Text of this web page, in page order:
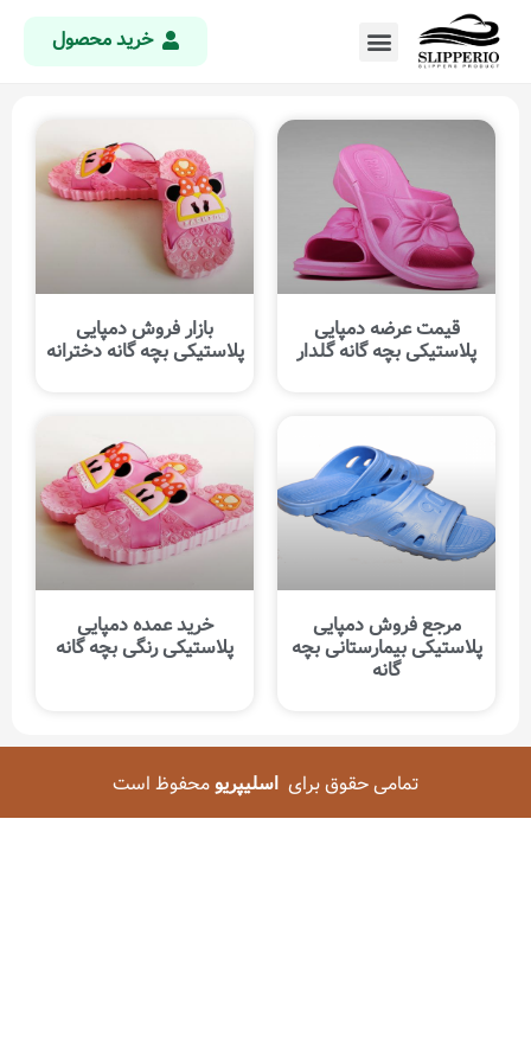
خرید محصول
قیمت عرضه دمپایی
پلاستیکی بچه گانه گلدار
بازار فروش دمپایی
پلاستیکی بچه گانه دخترانه
مرجع فروش دمپایی
پلاستیکی بیمارستانی بچه
گانه
خرید عمده دمپایی
پلاستیکی رنگی بچه گانه
تمامی حقوق برایاسلیپریومحفوظ است